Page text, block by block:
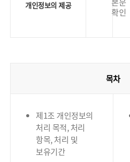
개인정보의 제공
확인
목차
제1조 개인정보의
처리 목적, 처리
항목, 처리 및
보유기간